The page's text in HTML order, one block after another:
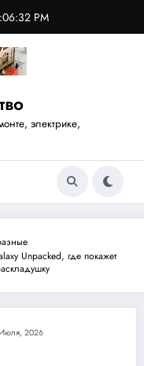
PM
электрике,
Unpacked, где покажет
2026